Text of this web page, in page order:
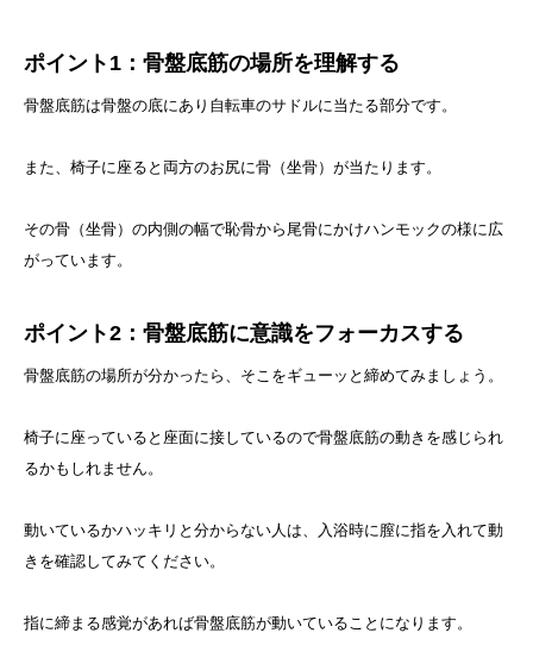
ポイント1：骨盤底筋の場所を理解する
骨盤底筋は骨盤の底にあり自転車のサドルに当たる部分です。
また、椅子に座ると両方のお尻に骨（坐骨）が当たります。
その骨（坐骨）の内側の幅で恥骨から尾骨にかけハンモックの様に広
がっています。
ポイント2：骨盤底筋に意識をフォーカスする
骨盤底筋の場所が分かったら、そこをギューッと締めてみましょう。
椅子に座っていると座面に接しているので骨盤底筋の動きを感じられ
るかもしれません。
動いているかハッキリと分からない人は、入浴時に膣に指を入れて動
きを確認してみてください。
指に締まる感覚があれば骨盤底筋が動いていることになります。